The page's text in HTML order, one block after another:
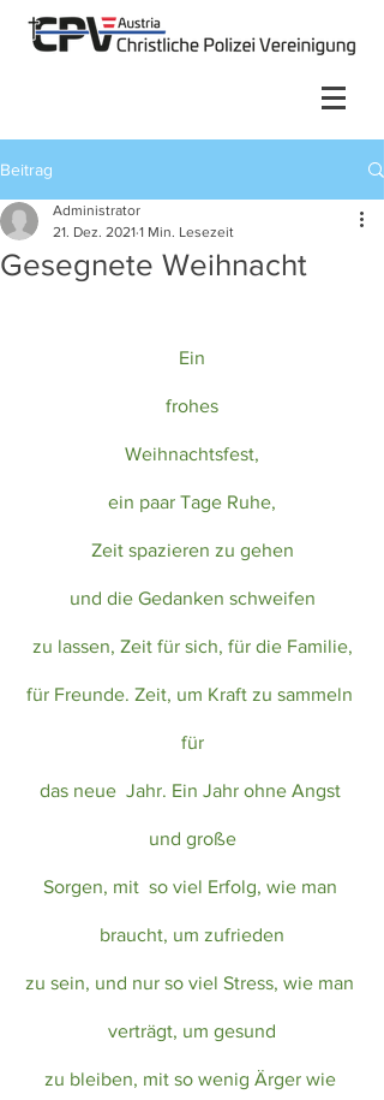
Beitrag
Gesegnete Weihnacht
Administrator
21. Dez. 2021 1 Min. Lesezeit
Ein
frohes
Weihnachtsfest,
ein paar Tage Ruhe,
Zeit spazieren zu gehen
und die Gedanken schweifen
zu lassen, Zeit für sich, für die Familie,
für Freunde. Zeit, um Kraft zu sammeln
für
das neue  Jahr. Ein Jahr ohne Angst
und große
Sorgen, mit  so viel Erfolg, wie man
braucht, um zufrieden
zu sein, und nur so viel Stress, wie man
verträgt, um gesund
zu bleiben, mit so wenig Ärger wie